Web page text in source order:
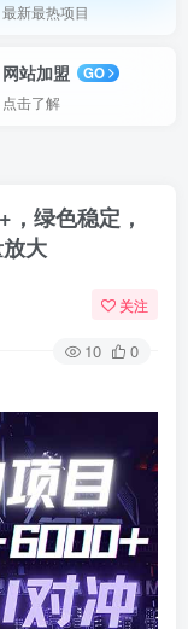
最新最热项目
网站加盟
GO
点击了解
绿色稳定，
大
关注
10 0